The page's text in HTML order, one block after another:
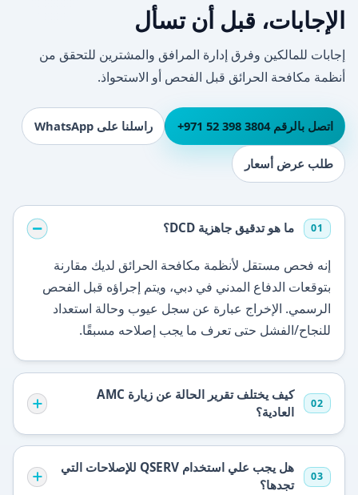
الإجابات، قبل أن تسأل
إجابات للمالكين وفرق إدارة المرافق والمشترين للتحقق من
أنظمة مكافحة الحرائق قبل الفحص أو الاستحواذ.
اتصل بالرقم ⁦+971 52 398 3804⁩ راسلنا على WhatsApp
طلب عرض أسعار
01 ما هو تدقيق جاهزية DCD؟
إنه فحص مستقل لأنظمة مكافحة الحرائق لديك مقارنة
بتوقعات الدفاع المدني في دبي، ويتم إجراؤه قبل الفحص
الرسمي. الإخراج عبارة عن سجل عيوب وحالة استعداد
للنجاح/الفشل حتى تعرف ما يجب إصلاحه مسبقًا.
02
كيف يختلف تقرير الحالة عن زيارة AMC
العادية؟
03
هل يجب علي استخدام QSERV للإصلاحات التي
تجدها؟